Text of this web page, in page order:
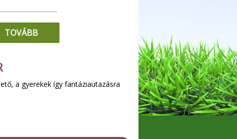
TOVÁBB
a gyerekek így fantáziautazásra